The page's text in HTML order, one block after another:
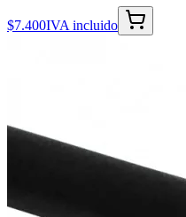
$7.400IVA incluido